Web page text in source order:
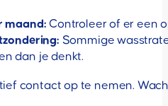
maand: Controleer of er een
Sommige
dan je denkt.
contact op te nemen.